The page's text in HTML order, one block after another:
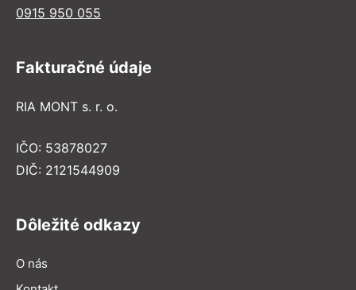
0915 950 055
Fakturačné údaje
RIA MONT s. r. o.
IČO: 53878027
DIČ: 2121544909
Dôležité odkazy
O nás